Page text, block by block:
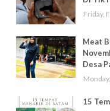
Friday,
Meat
Desa
15